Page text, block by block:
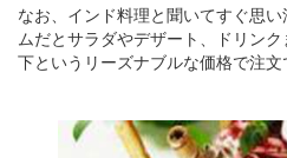
なお、インド料理と聞いてすぐ思
ムだとサラダやデザート、ドリン
下というリーズナブルな価格で注